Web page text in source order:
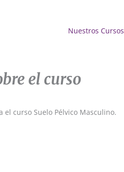
Nuestros Cursos
el curso
el curso Suelo Pélvico Masculino.